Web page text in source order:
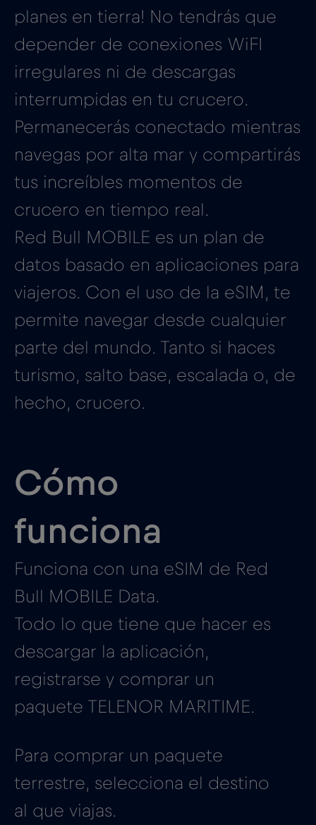
planes en tierra! No tendrás que
depender de conexiones WiFI
irregulares ni de descargas
interrumpidas en tu crucero.
Permanecerás conectado mientras
navegas por alta mar y compartirás
tus increíbles momentos de
crucero en tiempo real.
Red Bull MOBILE es un plan de
datos basado en aplicaciones para
viajeros. Con el uso de la eSIM, te
permite navegar desde cualquier
parte del mundo. Tanto si haces
turismo, salto base, escalada o, de
hecho, crucero.
Cómo
funciona
Funciona con una eSIM de Red
Bull MOBILE Data.
Todo lo que tiene que hacer es
descargar la aplicación,
registrarse y comprar un
paquete TELENOR MARITIME.
Para comprar un paquete
terrestre, selecciona el destino
al que viajas.